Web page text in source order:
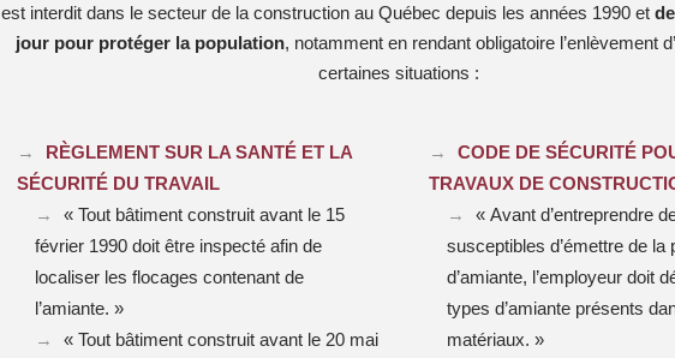
est interdit dans le secteur de la construction au Québec depuis les années 1990 et
jour pour protéger la population, notamment en rendant obligatoire l’enlèvement
certaines situations :
RÈGLEMENT SUR LA SANTÉ ET LA
SÉCURITÉ DU TRAVAIL
« Tout bâtiment construit avant le 15
février 1990 doit être inspecté afin de
localiser les flocages contenant de
l’amiante. »
« Tout bâtiment construit avant le 20 mai
CODE DE SÉCURITÉ
TRAVAUX DE
« Avant d’entreprendre
susceptibles d’émettre de la
d’amiante, l’employeur doit
types d’amiante présents
matériaux. »